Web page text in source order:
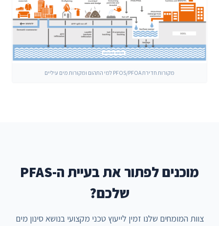
מקורות חדירת PFOS/PFOA למי התהום ומקורות מים עיליים
מוכנים לפתור את בעיית ה-PFAS
שלכם?
צוות המומחים שלנו זמין לייעוץ טכני מקצועי בנושא סינון מים